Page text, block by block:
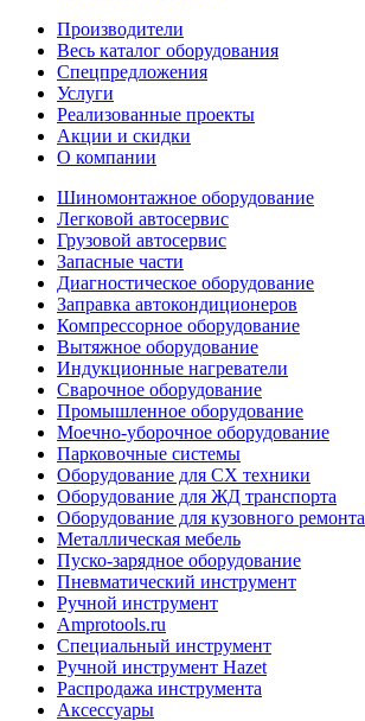
Производители
Весь каталог оборудования
Спецпредложения
Услуги
Реализованные проекты
Акции и скидки
О компании
Шиномонтажное оборудование
Легковой автосервис
Грузовой автосервис
Запасные части
Диагностическое оборудование
Заправка автокондиционеров
Компрессорное оборудование
Вытяжное оборудование
Индукционные нагреватели
Сварочное оборудование
Промышленное оборудование
Моечно-уборочное оборудование
Парковочные системы
Оборудование для СХ техники
Оборудование для ЖД транспорта
Оборудование для кузовного ремонта
Металлическая мебель
Пуско-зарядное оборудование
Пневматический инструмент
Ручной инструмент
Amprotools.ru
Специальный инструмент
Ручной инструмент Hazet
Распродажа инструмента
Аксессуары